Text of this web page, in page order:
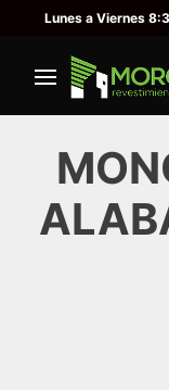
Lunes a Viernes